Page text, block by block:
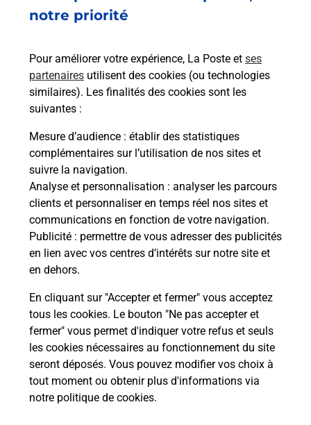
notre priorité
Pour améliorer votre expérience, La Poste et ses
partenaires utilisent des cookies (ou technologies
similaires). Les finalités des cookies sont les
suivantes :
Mesure d’audience : établir des statistiques
complémentaires sur l’utilisation de nos sites et
suivre la navigation.
Analyse et personnalisation : analyser les parcours
clients et personnaliser en temps réel nos sites et
communications en fonction de votre navigation.
Publicité : permettre de vous adresser des publicités
en lien avec vos centres d’intérêts sur notre site et
en dehors.
En cliquant sur "Accepter et fermer" vous acceptez
tous les cookies. Le bouton "Ne pas accepter et
fermer" vous permet d'indiquer votre refus et seuls
les cookies nécessaires au fonctionnement du site
seront déposés. Vous pouvez modifier vos choix à
tout moment ou obtenir plus d'informations via
notre politique de cookies.
Prochaine collecte du courrier vendredi
08h30
27930 Bacquepuis
Boîte aux lettres La Poste
Prochaine collecte du courriervendredià
08h30
6 Rue Du Bout De La Ville
27930 Bacquepuis
Le lien s'ouvre dans un nouvel onglet
Localiser Liste Boîtes aux lettres Eure Bacquepuis